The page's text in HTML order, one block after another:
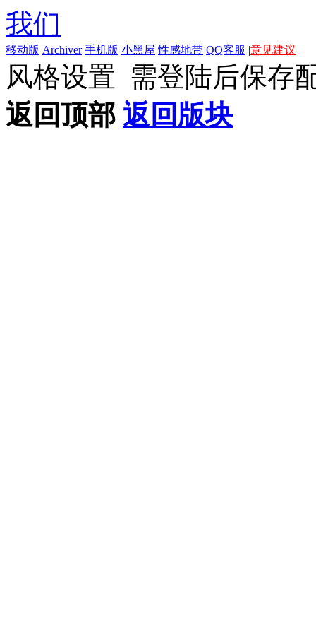
我们
移动版 Archiver 手机版 小黑屋 性感地带 QQ客服 |意见建议
风格设置 需登陆后保存
返回顶部 返回版块